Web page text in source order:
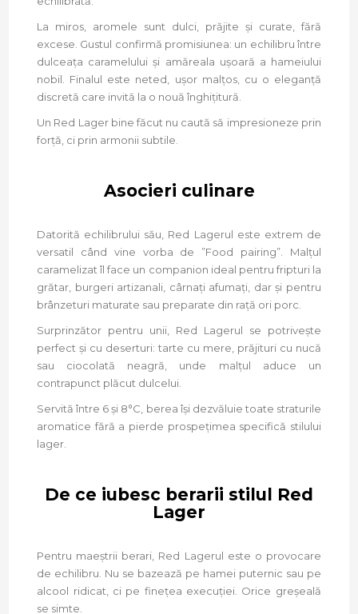
La miros, aromele sunt dulci, prăjite și curate, fără
excese. Gustul confirmă promisiunea: un echilibru între
dulceața caramelului și amăreala ușoară a hameiului
nobil. Finalul este neted, ușor malțos, cu o eleganță
discretă care invită la o nouă înghițitură.
Un Red Lager bine făcut nu caută să impresioneze prin
forță, ci prin armonii subtile.
Asocieri culinare
Datorită echilibrului său, Red Lagerul este extrem de
versatil când vine vorba de ”Food pairing”. Malțul
caramelizat îl face un companion ideal pentru fripturi la
grătar, burgeri artizanali, cârnați afumați, dar și pentru
brânzeturi maturate sau preparate din rață ori porc.
Surprinzător pentru unii, Red Lagerul se potrivește
perfect și cu deserturi: tarte cu mere, prăjituri cu nucă
sau ciocolată neagră, unde malțul aduce un
contrapunct plăcut dulcelui.
Servită între 6 și 8°C, berea își dezvăluie toate straturile
aromatice fără a pierde prospețimea specifică stilului
lager.
De ce iubesc berarii stilul Red
Lager
Pentru maeștrii berari, Red Lagerul este o provocare
de echilibru. Nu se bazează pe hamei puternic sau pe
alcool ridicat, ci pe finețea execuției. Orice greșeală
se simte.